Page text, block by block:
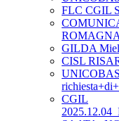
FLC CGIL
GILDA
CISL
UNICOBAS
CGIL